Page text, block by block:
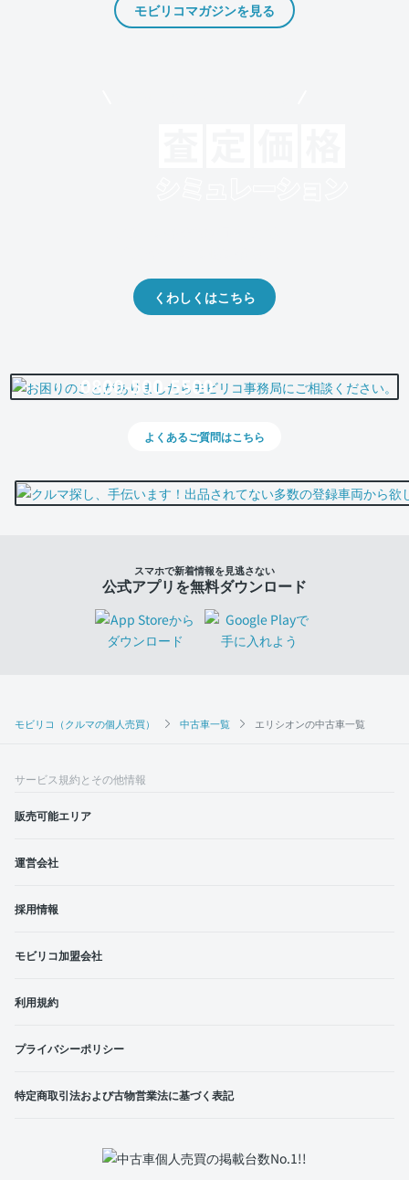
モビリコ（クルマの個人売買） 中古車一覧 エリシオンの中古車一覧
モビリコマガジンを見る
くわしくはこちら
0800-500-5500
よくあるご質問はこちら
スマホで新着情報を見逃さない
公式アプリを無料ダウンロード
サービス規約とその他情報
販売可能エリア
運営会社
採用情報
モビリコ加盟会社
利用規約
プライバシーポリシー
特定商取引法および古物営業法に基づく表記